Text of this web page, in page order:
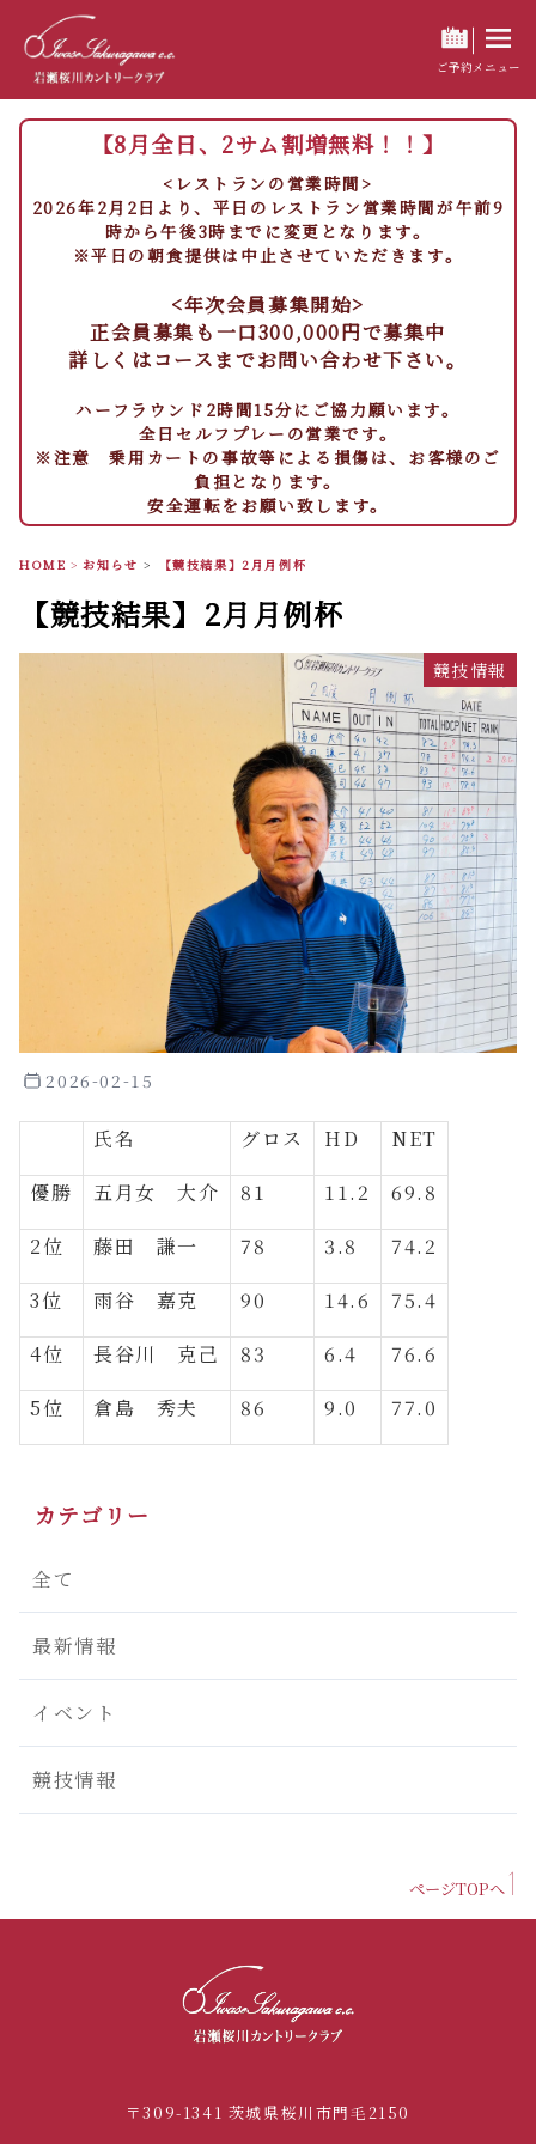
ご予約メニュー
【8月全日、2サム割増無料！！】
<レストランの営業時間>
2026年2月2日より、平日のレストラン営業時間が午前9
時から午後3時までに変更となります。
※平日の朝食提供は中止させていただきます。
<年次会員募集開始>
正会員募集も一口300,000円で募集中
詳しくはコースまでお問い合わせ下さい。
ハーフラウンド2時間15分にご協力願います。
全日セルフプレーの営業です。
※注意 乗用カートの事故等による損傷は、お客様のご
負担となります。
安全運転をお願い致します。
HOME > お知らせ > 【競技結果】2月月例杯
【競技結果】2月月例杯
競技情報
2026-02-15
氏名 グロス HD
NET
優勝
五月女　大介 81 11.2
69.8
2位
藤田　謙一 78 3.8
74.2
3位
雨谷　嘉克 90 14.6
75.4
4位
長谷川　克己 83 6.4
76.6
5位
倉島　秀夫 86 9.0 77.0
カテゴリー
全て
最新情報
イベント
競技情報
ページTOPへ
〒309-1341 茨城県桜川市門毛2150